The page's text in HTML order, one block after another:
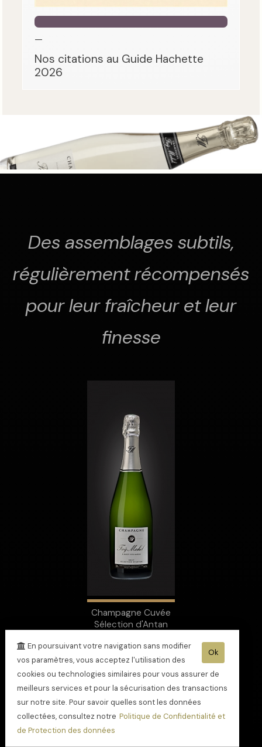
—
Nos citations au Guide Hachette
2026
Des assemblages subtils,
régulièrement récompensés
pour leur fraîcheur et leur
finesse
Champagne Cuvée
Sélection d'Antan
Ok
En poursuivant votre navigation sans modifier
vos paramètres, vous acceptez l'utilisation des
cookies ou technologies similaires pour vous assurer de
meilleurs services et pour la sécurisation des transactions
sur notre site. Pour savoir quelles sont les données
collectées, consultez notre Politique de Confidentialité et
de Protection des données